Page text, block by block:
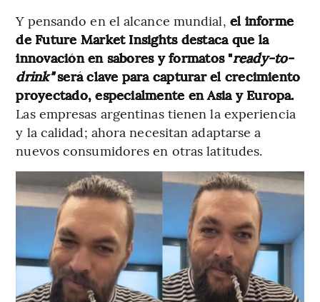
Y pensando en el alcance mundial, el informe
de Future Market Insights destaca que la
innovación en sabores y formatos "ready-to-
drink"será clave para capturar el crecimiento
proyectado, especialmente en Asia y Europa.
Las empresas argentinas tienen la experiencia
y la calidad; ahora necesitan adaptarse a
nuevos consumidores en otras latitudes.